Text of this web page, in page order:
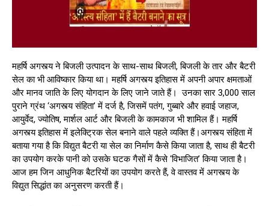
महर्षि अगस्त्य ने बिजली उत्पादन के साथ-साथ बिजली, बिजली के तार और बैटरी
सेल का भी आविष्कार किया था। महर्षि अगस्त्य इतिहास में अपनी अपार क्षमताओं
और मानव जाति के लिए योगदान के लिए जाने जाते हैं। उनका सार 3,000 साल
पुराने ग्रंथ ‘अगस्त्य संहिता’ में दर्ज है, जिसमें पतंग, गुब्बारे और हवाई जहाज,
आयुर्वेद, ज्योतिष, मार्शल आर्ट और बिजली के कामकाज भी शामिल हैं। महर्षि
अगस्त्य इतिहास में इलेक्ट्रिक सेल बनाने वाले पहले व्यक्ति हैं।अगस्त्य संहिता में
बताया गया है कि विद्युत बैटरी या सेल का निर्माण कैसे किया जाता है, साथ ही बैटरी
का उपयोग करके पानी को उसके घटक गैसों में कैसे ‘विभाजित’ किया जाता है।
आज हम जिन आधुनिक बैटरियों का उपयोग करते हैं, वे वास्तव में अगस्त्य के
विद्युत सिद्धांत का अनुसरण करती हैं।